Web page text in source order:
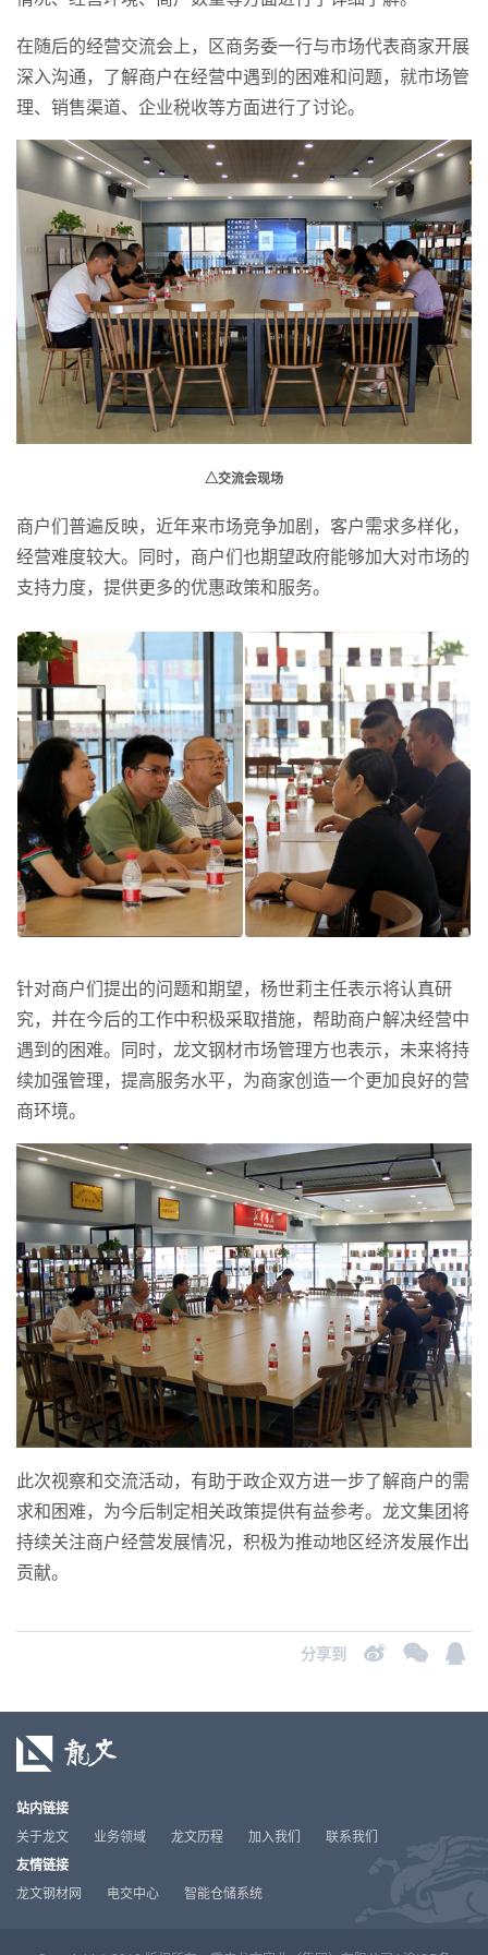
在随后的经营交流会上，区商务委一行与市场代表商家开展
深入沟通，了解商户在经营中遇到的困难和问题，就市场管
理、销售渠道、企业税收等方面进行了讨论。
△交流会现场
商户们普遍反映，近年来市场竞争加剧，客户需求多样化，
经营难度较大。同时，商户们也期望政府能够加大对市场的
支持力度，提供更多的优惠政策和服务。
针对商户们提出的问题和期望，杨世莉主任表示将认真研
究，并在今后的工作中积极采取措施，帮助商户解决经营中
遇到的困难。同时，龙文钢材市场管理方也表示，未来将持
续加强管理，提高服务水平，为商家创造一个更加良好的营
商环境。
此次视察和交流活动，有助于政企双方进一步了解商户的需
求和困难，为今后制定相关政策提供有益参考。龙文集团将
持续关注商户经营发展情况，积极为推动地区经济发展作出
贡献。
分享到
站内链接
关于龙文 业务领域 龙文历程 加入我们 联系我们
友情链接
龙文钢材网 电交中心 智能仓储系统